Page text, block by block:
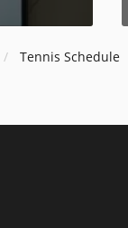
Tennis Schedule